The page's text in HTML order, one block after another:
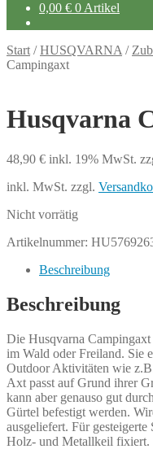
0,00 € 0 Artikel
Start /HUSQVARNA /
Campingaxt
Husqvarna
48,90 € inkl. 19% MwSt.
inkl. MwSt. zzgl.
Nicht vorrätig
Artikelnummer:
Beschreibung
Beschreibung
Die Husqvarna
im Wald oder Freiland. Sie
Outdoor Aktivitäten wie
Axt passt auf Grund ihrer
kann aber genauso gut
Gürtel befestigt werden.
ausgeliefert. Für
Holz- und Metallkeil fixiert.